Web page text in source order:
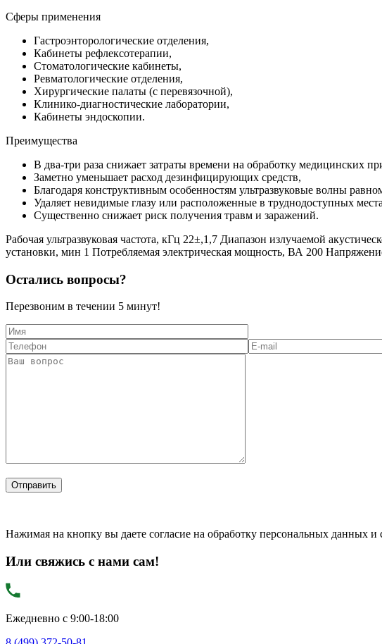
Сферы применения
Гастроэнторологические отделения,
Кабинеты рефлексотерапии,
Стоматологические кабинеты,
Ревматологические отделения,
Хирургические палаты (с перевязочной),
Клинико-диагностические лаборатории,
Кабинеты эндоскопии.
Преимущества
В два-три раза снижает затраты времени на обработку медицинских
Заметно уменьшает расход дезинфицирующих средств,
Благодаря конструктивным особенностям ультразвуковые волны
Удаляет невидимые глазу или расположенные в труднодоступных
Существенно снижает риск получения травм и заражений.
Рабочая ультразвуковая частота, кГц 22±,1,7 Диапазон излучаемой
установки, мин 1 Потребляемая электрическая мощность, ВА 200
Остались вопросы?
Перезвоним в течении 5 минут!
Нажимая на кнопку вы даете согласие на обработку персональных данных
Или свяжись с нами сам!
Ежедневно с 9:00-18:00